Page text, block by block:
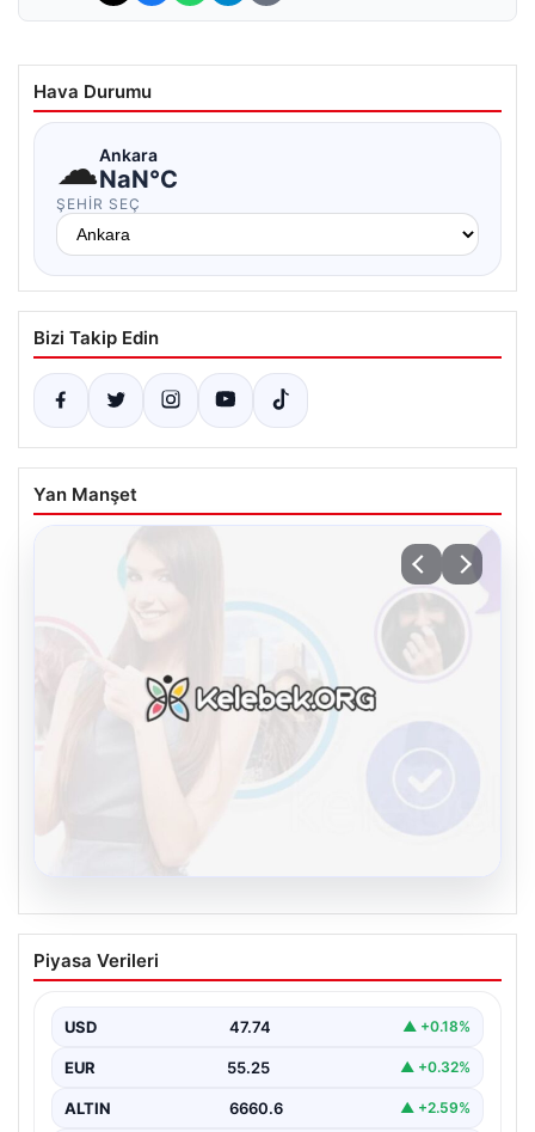
Hava Durumu
☁Ankara
NaN°C
ŞEHIR SEÇ
Bizi Takip Edin
Yan Manşet
Kelebek sohbet platformu İle Sanal
İletişimin Sertifikalı Adresi Ve
İnternet çağında insanların seviyeli bir şekilde bağlantı
olarak…
Piyasa Verileri
USD 47.74 ▲ +0.18%
EUR 55.25 ▲ +0.32%
ALTIN 6660.6 ▲ +2.59%